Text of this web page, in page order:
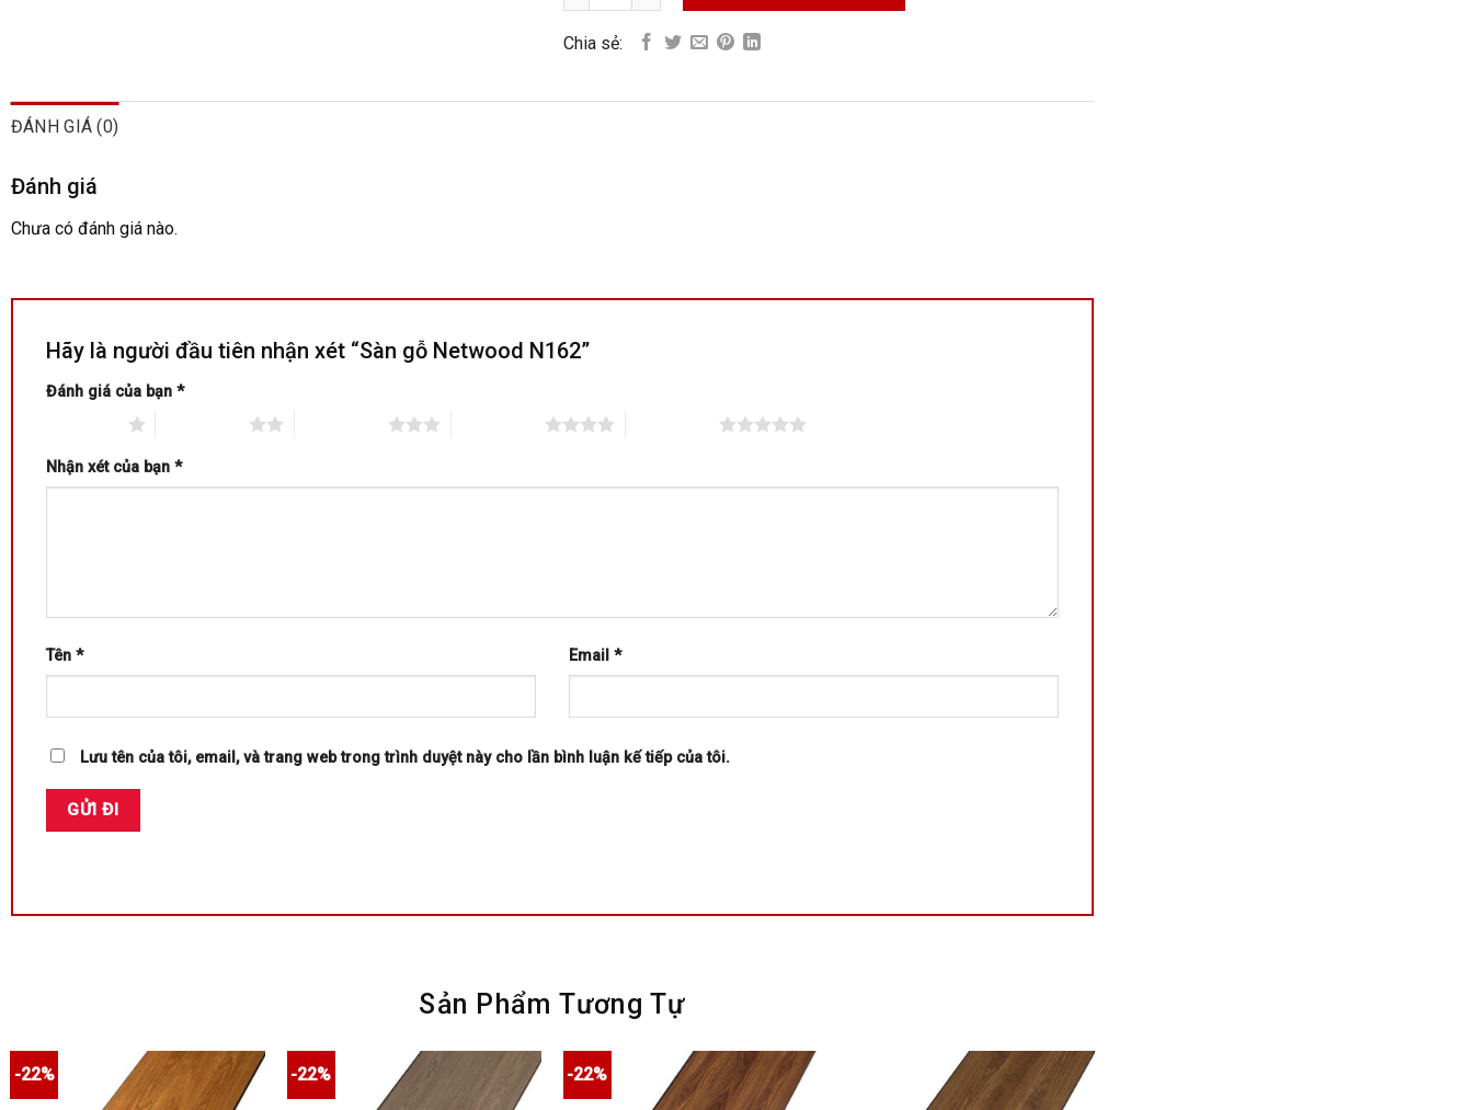
Chia sẻ:
ĐÁNH GIÁ (0)
Đánh giá
Chưa có đánh giá nào.
Hãy là người đầu tiên nhận xét “Sàn gỗ Netwood N162”
Đánh giá của bạn *
Nhận xét của bạn *
Tên * Email *
Lưu tên của tôi, email, và trang web trong trình duyệt này cho lần bình luận kế tiếp của tôi.
Sản Phẩm Tương Tự
-22% -22% -22%